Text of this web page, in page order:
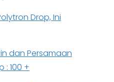
Drop, Ini
dan Persamaan
: 100 +